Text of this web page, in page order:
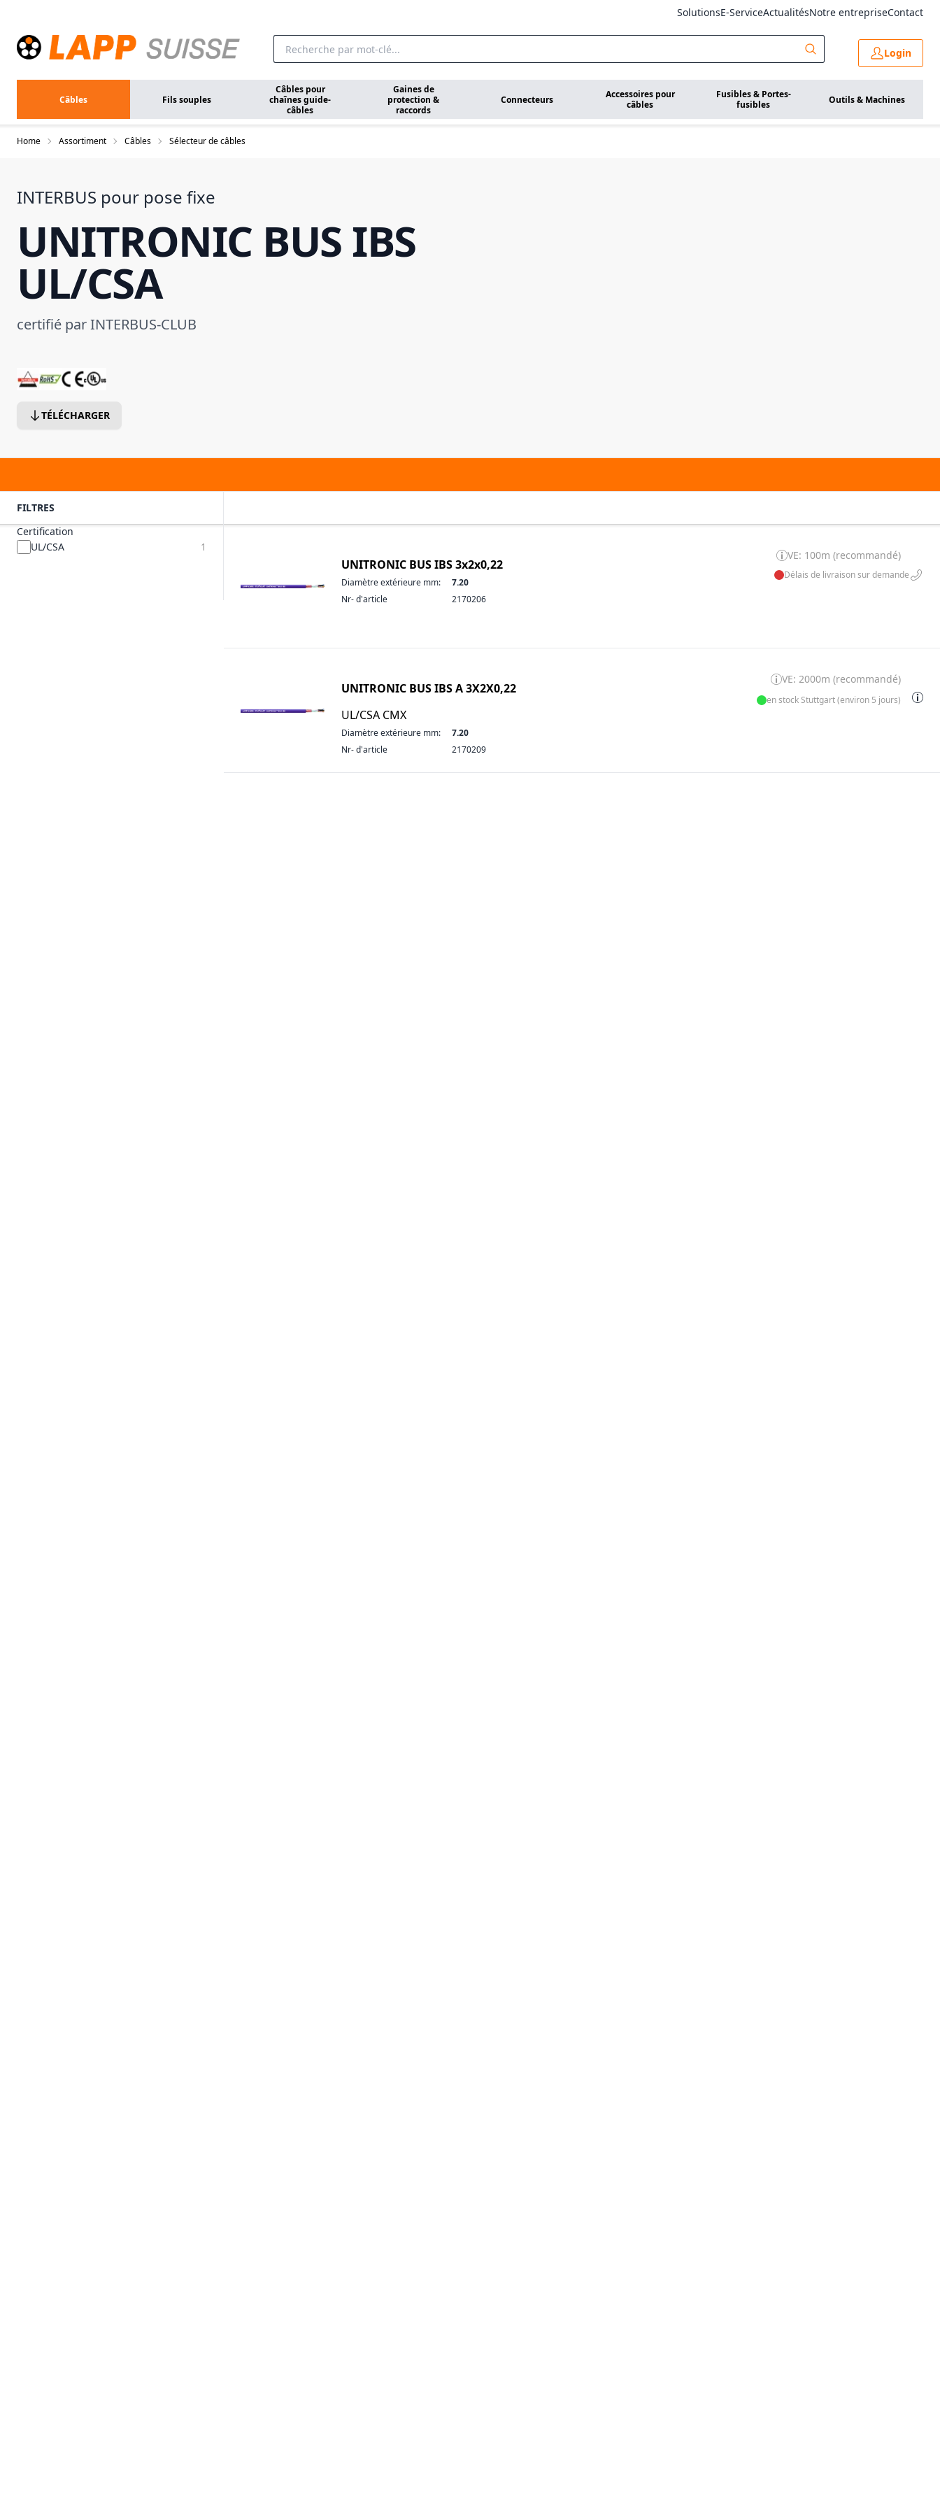
SolutionsE-ServiceActualitésNotre entrepriseContact
Login
Câbles Fils souples
Câbles pour
chaînes guide-
câbles
Gaines de
protection &
raccords
Connecteurs
Accessoires pour
câbles
Fusibles & Portes-
fusibles
Outils & Machines
Home Assortiment Câbles Sélecteur de câbles
INTERBUS pour pose fixe
UNITRONIC BUS IBS
UL/CSA
certifié par INTERBUS-CLUB
TÉLÉCHARGER
UNITRONIC BUS IBS 3x2x0,22
Diamètre extérieure mm:
7.20
Nr- d'article
2170206
VE: 100m (recommandé)
Délais de livraison sur demande
UNITRONIC BUS IBS A 3X2X0,22
UL/CSA CMX
Diamètre extérieure mm:
7.20
Nr- d'article
2170209
VE: 2000m (recommandé)
en stock Stuttgart (environ 5 jours)
FILTRES
Certification
UL/CSA
1